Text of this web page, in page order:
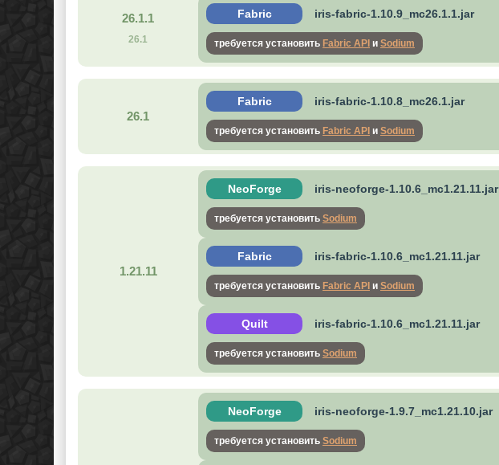
26.1.1
26.1
Fabric iris-fabric-1.10.9_mc26.1.1.jar
требуется установить Fabric API и Sodium
26.1
Fabric iris-fabric-1.10.8_mc26.1.jar
требуется установить Fabric API и Sodium
1.21.11
NeoForge iris-neoforge-1.10.6_mc1.21.11.jar
требуется установить Sodium
Fabric iris-fabric-1.10.6_mc1.21.11.jar
требуется установить Fabric API и Sodium
Quilt iris-fabric-1.10.6_mc1.21.11.jar
требуется установить Sodium
NeoForge iris-neoforge-1.9.7_mc1.21.10.jar
требуется установить Sodium